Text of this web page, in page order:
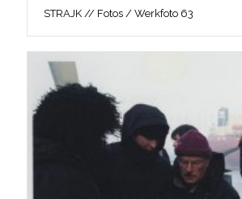
STRAJK // Fotos / Werkfoto 63